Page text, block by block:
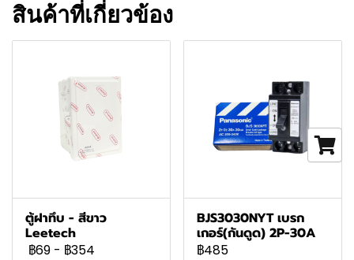
สินค้าที่เกี่ยวข้อง
ตู้ฝาทึบ - สีขาว
Leetech
฿69 - ฿354
BJS3030NYT เบรก
เกอร์(กันดูด) 2P-30A
฿485